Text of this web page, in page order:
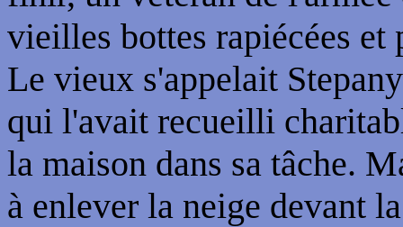
vieilles bottes rapiécées et
Le vieux s'appelait
qui l'avait recueilli
la maison dans sa tâche.
à enlever la neige devant